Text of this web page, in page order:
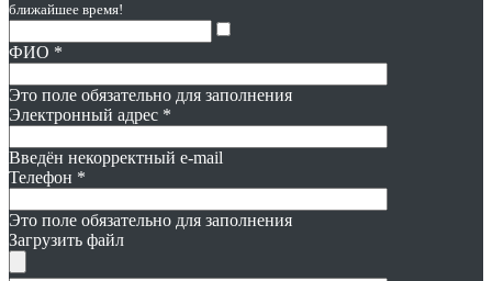
ближайшее время!
ФИО *
Это поле обязательно для заполнения
Электронный адрес *
Введён некорректный e-mail
Телефон *
Это поле обязательно для заполнения
Загрузить файл